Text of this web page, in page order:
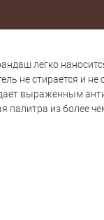
легко
не стирается и
выраженным
палитра из более